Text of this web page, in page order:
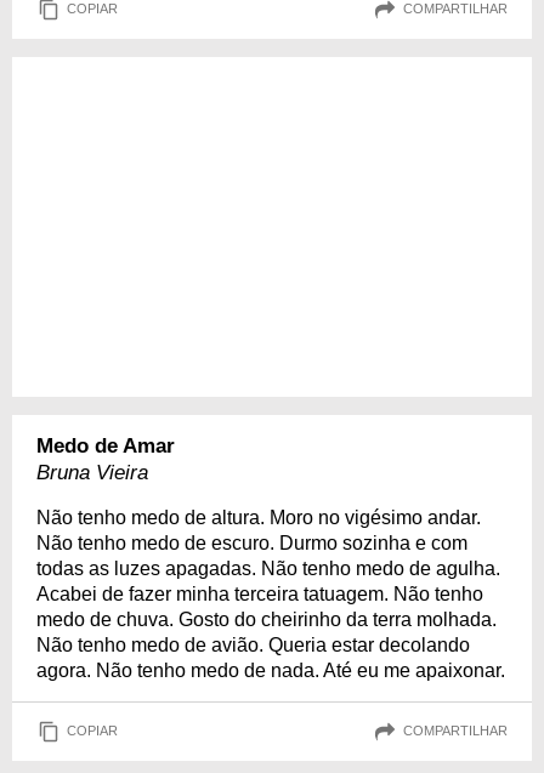
COPIAR COMPARTILHAR
Medo de Amar
Bruna Vieira
Não tenho medo de altura. Moro no vigésimo andar.
Não tenho medo de escuro. Durmo sozinha e com
todas as luzes apagadas. Não tenho medo de agulha.
Acabei de fazer minha terceira tatuagem. Não tenho
medo de chuva. Gosto do cheirinho da terra molhada.
Não tenho medo de avião. Queria estar decolando
agora. Não tenho medo de nada. Até eu me apaixonar.
COPIAR COMPARTILHAR